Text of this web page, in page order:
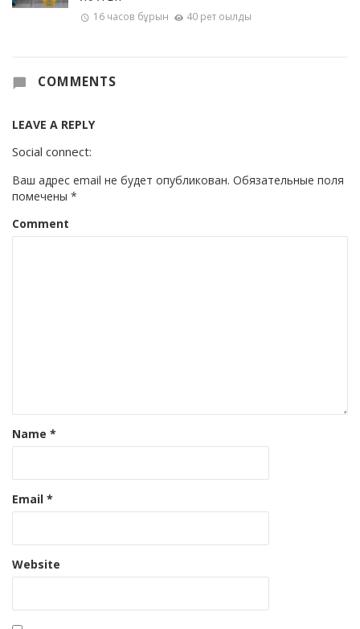
16 часов бұрын 40 рет оқылды
COMMENTS
LEAVE A REPLY
Social connect:
Ваш адрес email не будет опубликован. Обязательные поля
помечены *
Comment
Name *
Email *
Website